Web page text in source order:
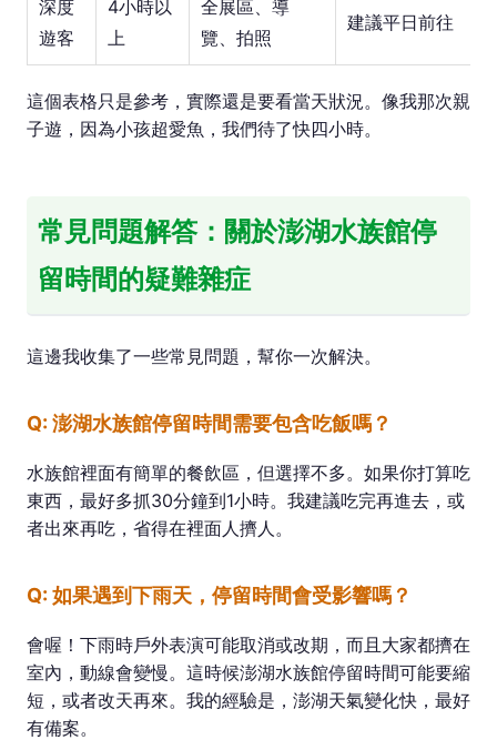
深度
遊客
4小時以
上
全展區、導
覽、拍照
建議平日前往
這個表格只是參考，實際還是要看當天狀況。像我那次親
子遊，因為小孩超愛魚，我們待了快四小時。
常見問題解答：關於澎湖水族館停
留時間的疑難雜症
這邊我收集了一些常見問題，幫你一次解決。
Q: 澎湖水族館停留時間需要包含吃飯嗎？
水族館裡面有簡單的餐飲區，但選擇不多。如果你打算吃
東西，最好多抓30分鐘到1小時。我建議吃完再進去，或
者出來再吃，省得在裡面人擠人。
Q: 如果遇到下雨天，停留時間會受影響嗎？
會喔！下雨時戶外表演可能取消或改期，而且大家都擠在
室內，動線會變慢。這時候澎湖水族館停留時間可能要縮
短，或者改天再來。我的經驗是，澎湖天氣變化快，最好
有備案。